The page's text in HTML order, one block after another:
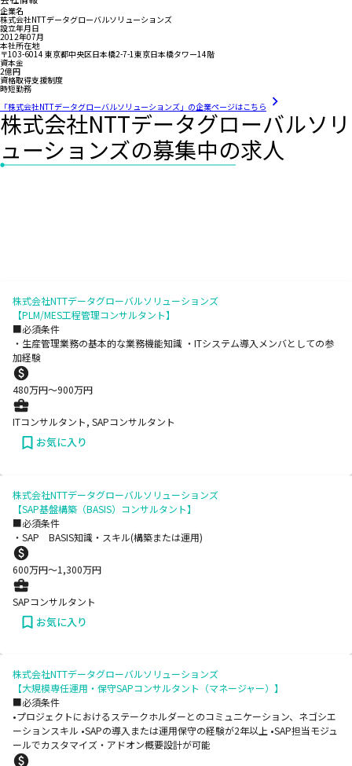
企業名
株式会社NTTデータグローバルソリューションズ
設立年月日
2012年07月
本社所在地
〒103-6014 東京都中央区日本橋2-7-1東京日本橋タワー14階
資本金
2億円
資格取得支援制度
時短勤務
「株式会社NTTデータグローバルソリューションズ」の企業ページはこちら
株式会社NTTデータグローバルソリ
ューションズの募集中の求人
株式会社NTTデータグローバルソリューションズ
【PLM/MES工程管理コンサルタント】
■必須条件
・生産管理業務の基本的な業務機能知識 ・ITシステム導入メンバとしての参
加経験
480万円〜900万円
ITコンサルタント, SAPコンサルタント
お気に入り
株式会社NTTデータグローバルソリューションズ
【SAP基盤構築（BASIS）コンサルタント】
■必須条件
・SAP BASIS知識・スキル(構築または運用)
600万円〜1,300万円
SAPコンサルタント
お気に入り
株式会社NTTデータグローバルソリューションズ
【大規模専任運用・保守SAPコンサルタント（マネージャー）】
■必須条件
•プロジェクトにおけるステークホルダーとのコミュニケーション、ネゴシエ
ーションスキル •SAPの導入または運用保守の経験が2年以上 •SAP担当モジュ
ールでカスタマイズ・アドオン概要設計が可能